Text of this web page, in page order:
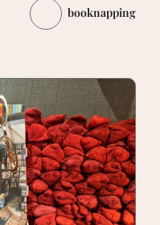
booknapping